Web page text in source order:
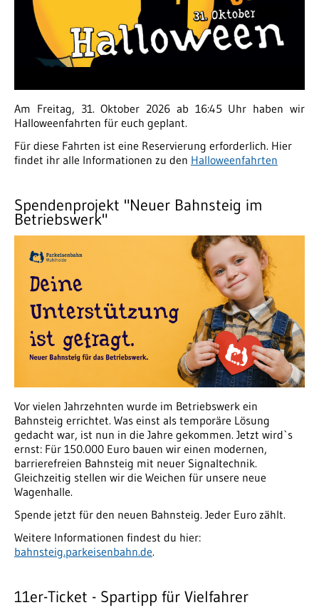
Am Freitag, 31. Oktober 2026 ab 16:45 Uhr haben wir
Halloweenfahrten für euch geplant.
Für diese Fahrten ist eine Reservierung erforderlich. Hier
findet ihr alle Informationen zu den Halloweenfahrten
Spendenprojekt "Neuer Bahnsteig im
Betriebswerk"
Vor vielen Jahrzehnten wurde im Betriebswerk ein
Bahnsteig errichtet. Was einst als temporäre Lösung
gedacht war, ist nun in die Jahre gekommen. Jetzt wird`s
ernst: Für 150.000 Euro bauen wir einen modernen,
barrierefreien Bahnsteig mit neuer Signaltechnik.
Gleichzeitig stellen wir die Weichen für unsere neue
Wagenhalle.
Spende jetzt für den neuen Bahnsteig. Jeder Euro zählt.
Weitere Informationen findest du hier:
bahnsteig.parkeisenbahn.de.
11er-Ticket - Spartipp für Vielfahrer